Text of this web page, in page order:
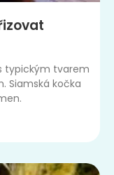
typickým tvarem
Siamská kočka